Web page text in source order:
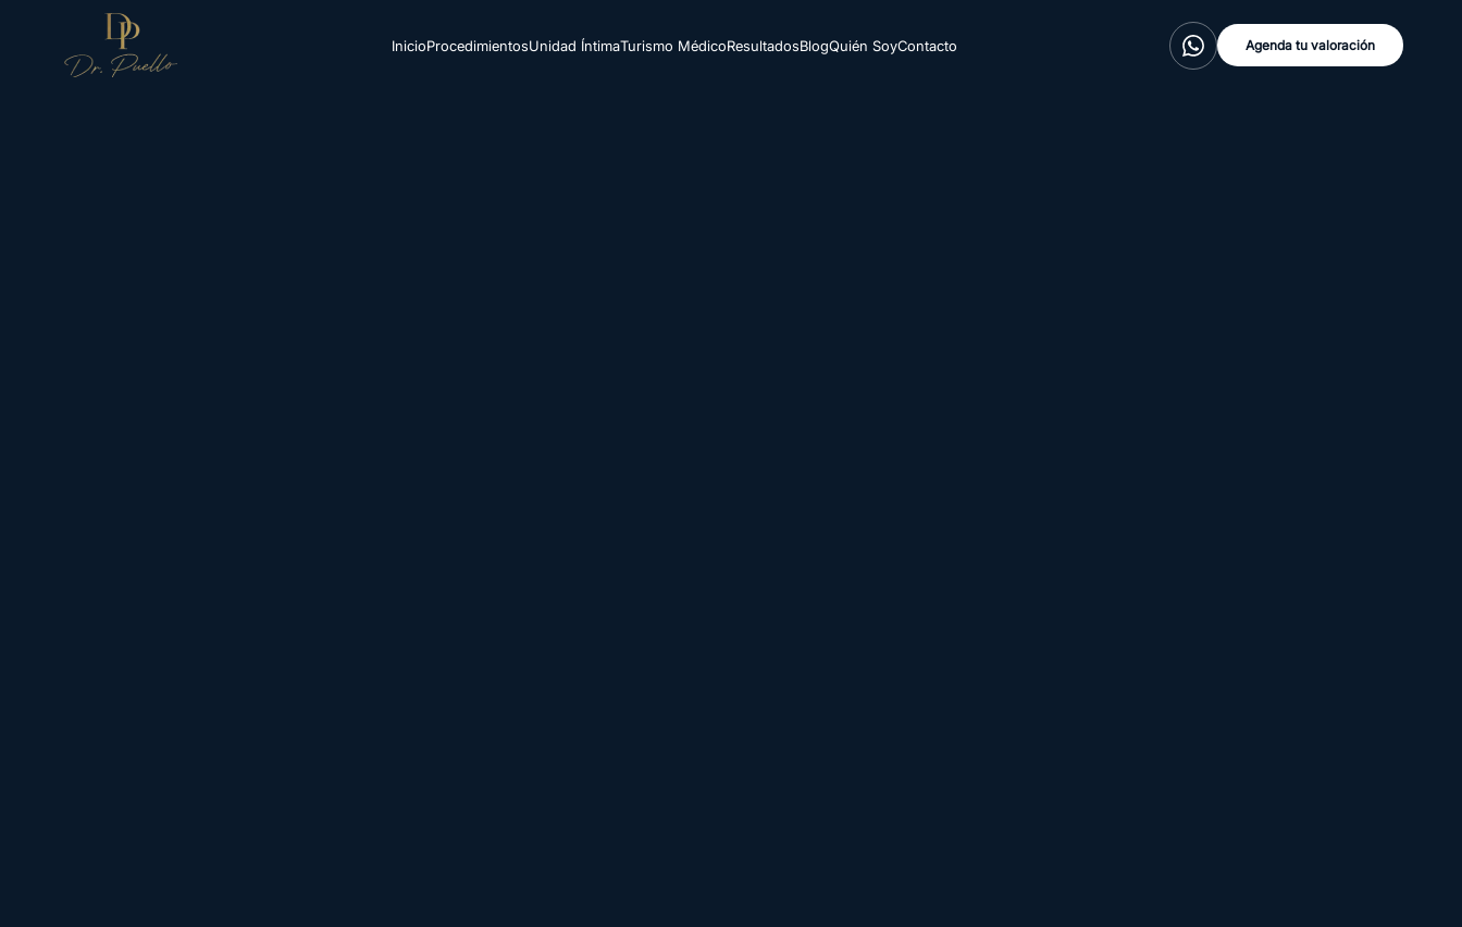
InicioProcedimientosUnidad ÍntimaTurismo MédicoResultadosBlogQuién SoyContacto Agenda tu valoración